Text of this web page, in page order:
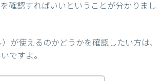
確認すればいいということが分かりまし
が使えるのかどうかを確認したい方は、
ですよ。